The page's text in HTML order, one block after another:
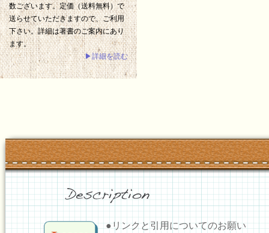
数ございます。定価（送料無料）で
送らせていただきますので、ご利用
下さい。詳細は著書のご案内にあり
ます。
▶詳細を読む
●リンクと引用についてのお願い